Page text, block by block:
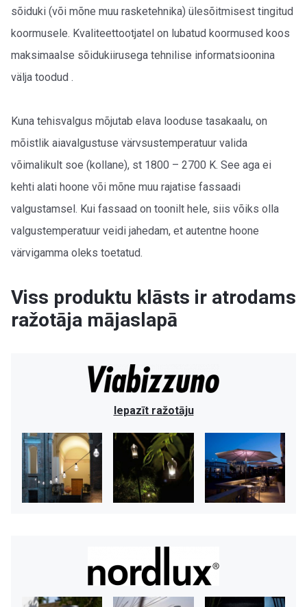
sõiduki (või mõne muu rasketehnika) ülesõitmisest tingitud
koormusele. Kvaliteettootjatel on lubatud koormused koos
maksimaalse sõidukiirusega tehnilise informatsioonina
välja toodud .
Kuna tehisvalgus mõjutab elava looduse tasakaalu, on
mõistlik aiavalgustuse värvsustemperatuur valida
võimalikult soe (kollane), st 1800 – 2700 K. See aga ei
kehti alati hoone või mõne muu rajatise fassaadi
valgustamsel. Kui fassaad on toonilt hele, siis võiks olla
valgustemperatuur veidi jahedam, et autentne hoone
värvigamma oleks toetatud.
Viss produktu klāsts ir atrodams
ražotāja mājaslapā
Iepazīt ražotāju